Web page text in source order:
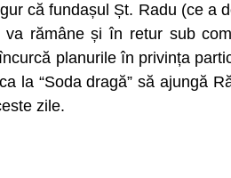
că fundașul Șt. Radu (ce a
va rămâne și în retur sub
planurile în privința
la “Soda dragă” să ajungă
zile.